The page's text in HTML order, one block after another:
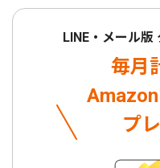
LINE・メール版
毎月
プ